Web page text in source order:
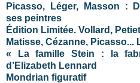
Picasso, Léger, Masson :
ses peintres
Édition Limitée. Vollard,
Matisse, Cézanne, Picasso...
« La famille Stein : la
d’Elizabeth Lennard
Mondrian figuratif